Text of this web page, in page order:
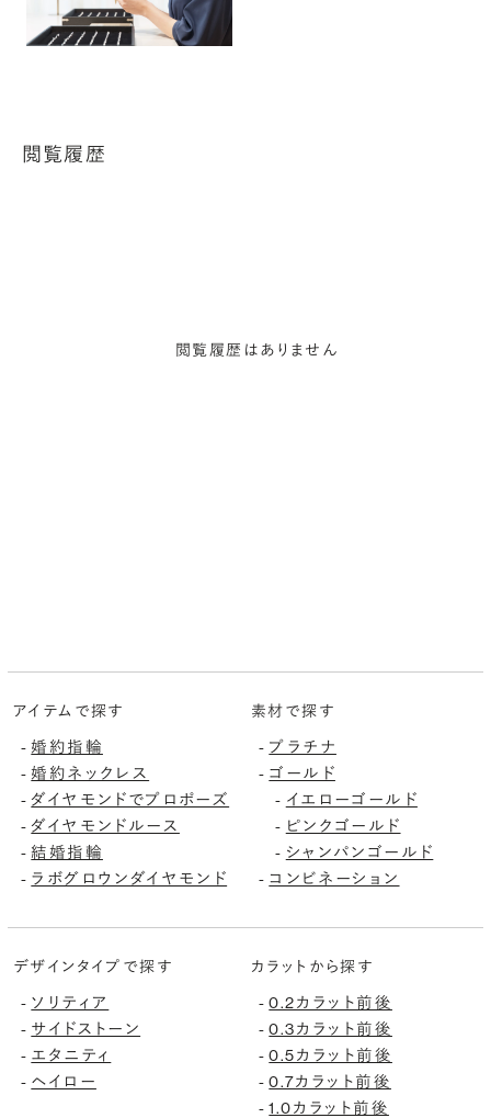
閲覧履歴
閲覧履歴はありません
アイテムで探す
-婚約指輪
-婚約ネックレス
-ダイヤモンドでプロポーズ
-ダイヤモンドルース
-結婚指輪
- ラボグロウンダイヤモンド
素材で探す
- プラチナ
- ゴールド
- イエローゴールド
- ピンクゴールド
- シャンパンゴールド
- コンビネーション
デザインタイプで探す
- ソリティア
- サイドストーン
- エタニティ
- ヘイロー
カラットから探す
-0.2カラット前後
-0.3カラット前後
-0.5カラット前後
-0.7カラット前後
-1.0カラット前後